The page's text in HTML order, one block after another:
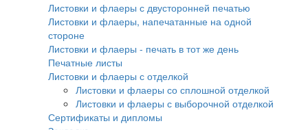
Листовки и флаеры с двусторонней печатью
Листовки и флаеры, напечатанные на одной
стороне
Листовки и флаеры - печать в тот же день
Печатные листы
Листовки и флаеры с отделкой
Листовки и флаеры со сплошной отделкой
Листовки и флаеры с выборочной отделкой
Сертификаты и дипломы